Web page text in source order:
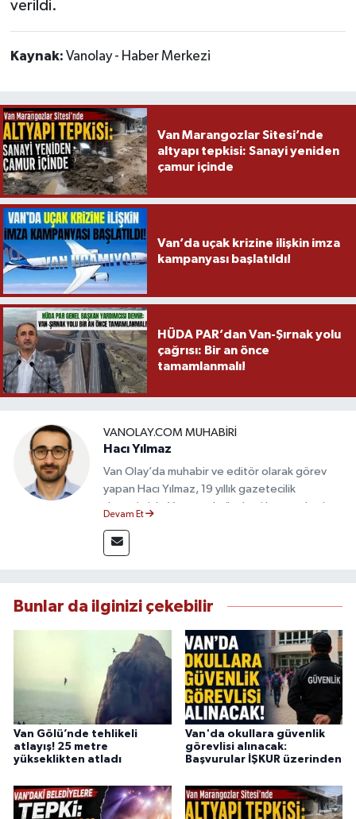
verildi.
Kaynak: Vanolay - Haber Merkezi
Van Marangozlar Sitesi’nde
altyapı tepkisi: Sanayi yeniden
çamur içinde
Van’da uçak krizine ilişkin imza
kampanyası başlatıldı!
HÜDA PAR’dan Van-Şırnak yolu
çağrısı: Bir an önce
tamamlanmalı!
VANOLAY.COM MUHABIRI
Hacı Yılmaz
Van Olay’da muhabir ve editör olarak görev
yapan Hacı Yılmaz, 19 yıllık gazetecilik
deneyimiyle Van yerel gündemi başta olmak
takip etmektedir. Editoryal sürece katkı sunan
Yılmaz, tarafsızlık, doğruluk ve etik ilkeler
bilgilendirmektedir.
Devam Et
Bunlar da ilginizi çekebilir
Van Gölü’nde tehlikeli
atlayış! 25 metre
yükseklikten atladı
Van'da okullara güvenlik
görevlisi alınacak:
Başvurular İŞKUR üzerinden